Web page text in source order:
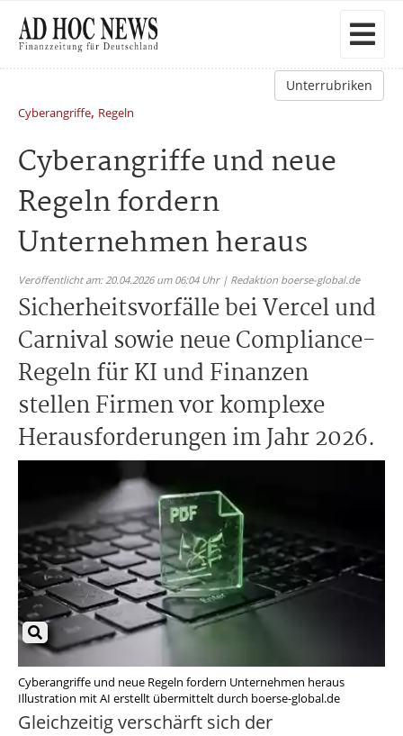
Unterrubriken
Cyberangriffe, Regeln
Cyberangriffe und neue
Regeln fordern
Unternehmen heraus
Veröffentlicht am: 20.04.2026 um 06:04 Uhr | Redaktion boerse-global.de
Sicherheitsvorfälle bei Vercel und
Carnival sowie neue Compliance-
Regeln für KI und Finanzen
stellen Firmen vor komplexe
Herausforderungen im Jahr 2026.
Cyberangriffe und neue Regeln fordern Unternehmen heraus
Illustration mit AI erstellt übermittelt durch boerse-global.de
Gleichzeitig verschärft sich der